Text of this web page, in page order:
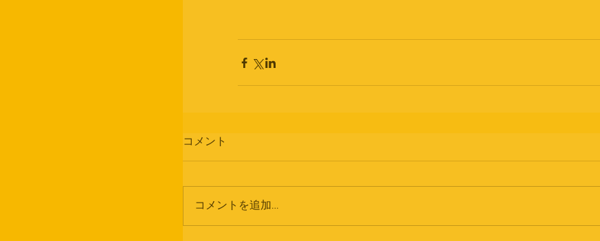
コメント
コメントを追加…